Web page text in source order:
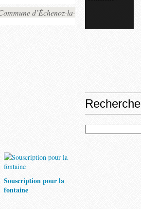
d’Échenoz-la-
Souscription pour la
fontaine
Recherche